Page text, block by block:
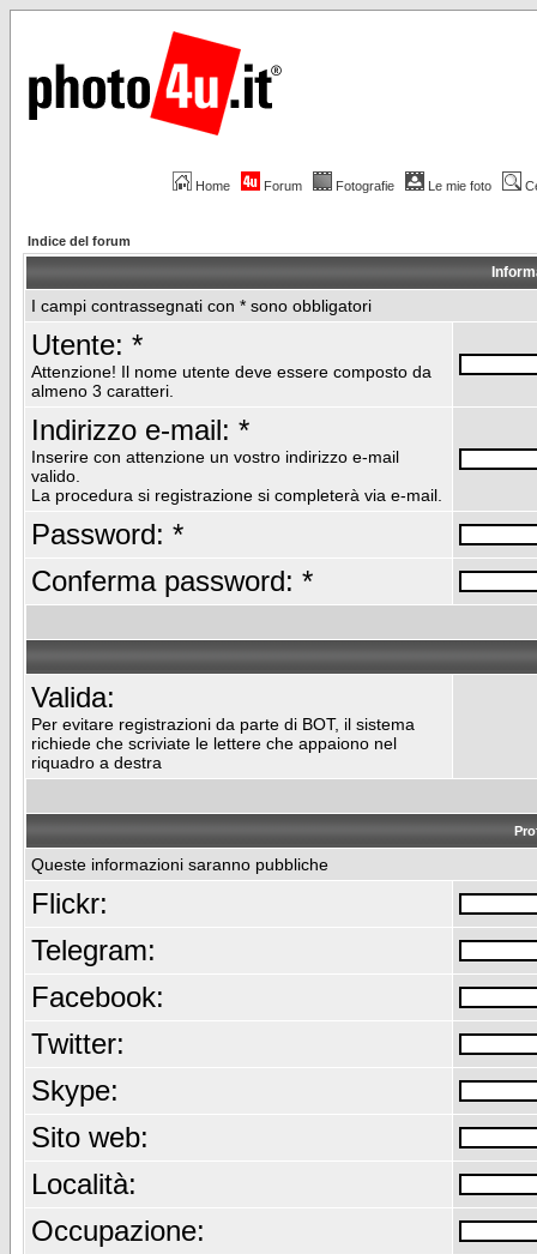
Home Forum Fotografie Le mie foto
Indice del forum
I campi contrassegnati con * sono obbligatori
Utente: *
Attenzione! Il nome utente deve essere composto da
almeno 3 caratteri.
Indirizzo e-mail: *
Inserire con attenzione un vostro indirizzo e-mail
valido.
La procedura si registrazione si completerà via e-mail.
Password: *
Conferma password: *
Valida:
Per evitare registrazioni da parte di BOT, il sistema
richiede che scriviate le lettere che appaiono nel
riquadro a destra
Queste informazioni saranno pubbliche
Flickr:
Telegram:
Facebook:
Twitter:
Skype:
Sito web:
Località:
Occupazione: